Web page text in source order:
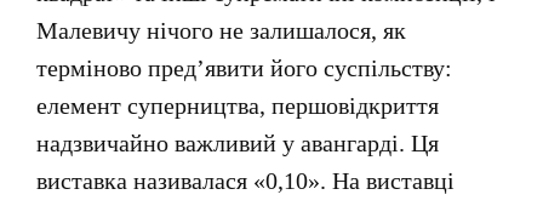
Малевичу нічого не залишалося, як
терміново пред’явити його суспільству:
елемент суперництва, першовідкриття
надзвичайно важливий у авангарді. Ця
виставка називалася «0,10». На виставці